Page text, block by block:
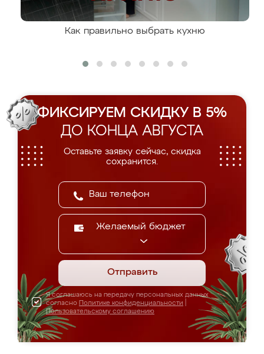
Как правильно выбрать кухню
ФИКСИРУЕМ СКИДКУ В 5%
ДО КОНЦА АВГУСТА
Оставьте заявку сейчас, скидка
сохранится.
Желаемый бюджет
Отправить
Я соглашаюсь на передачу персональных данных
согласно Политике конфиденциальности
Пользовательскому соглашению